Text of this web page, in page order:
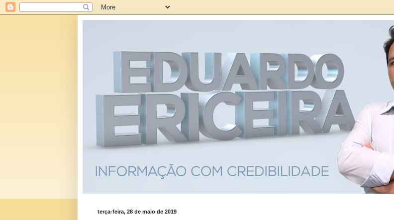
terça-feira, 28 de maio de 2019